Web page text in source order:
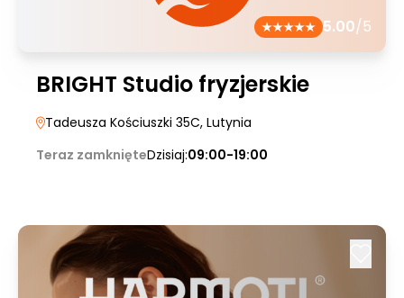
5.00/5
BRIGHT Studio fryzjerskie
Tadeusza Kościuszki 35C, Lutynia
Teraz zamknięteDzisiaj:09:00-19:00